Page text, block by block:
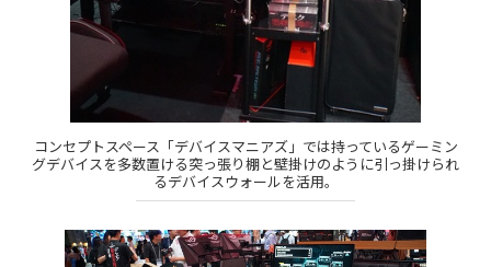
コンセプトスペース「デバイスマニアズ」では持っているゲーミン
グデバイスを多数置ける突っ張り棚と壁掛けのように引っ掛けられ
るデバイスウォールを活用。